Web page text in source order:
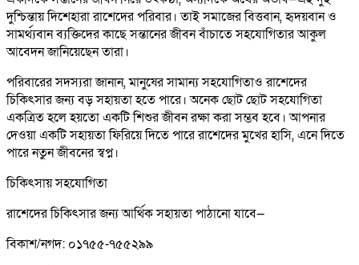
দুশ্চিন্তায় দিশেহারা রাশেদের পরিবার। তাই সমাজের বিত্তবান, হৃদয়বান ও
সামর্থ্যবান ব্যক্তিদের কাছে সন্তানের জীবন বাঁচাতে সহযোগিতার আকুল
আবেদন জানিয়েছেন তারা।
পরিবারের সদস্যরা জানান, মানুষের সামান্য সহযোগিতাও রাশেদের
চিকিৎসার জন্য বড় সহায়তা হতে পারে। অনেক ছোট ছোট সহযোগিতা
একত্রিত হলে হয়তো একটি শিশুর জীবন রক্ষা করা সম্ভব হবে। আপনার
দেওয়া একটি সহায়তা ফিরিয়ে দিতে পারে রাশেদের মুখের হাসি, এনে দিতে
পারে নতুন জীবনের স্বপ্ন।
চিকিৎসায় সহযোগিতা
রাশেদের চিকিৎসার জন্য আর্থিক সহায়তা পাঠানো যাবে—
বিকাশ/নগদ: ০১৭৫৫-৭৫৫২৯৯